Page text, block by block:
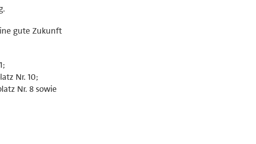
gute Zukunft
Nr. 10;
Nr. 8 sowie